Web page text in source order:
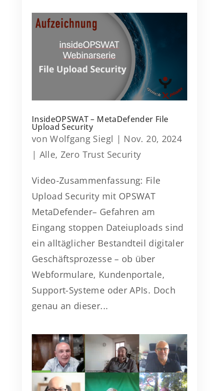
InsideOPSWAT – MetaDefender File
Upload Security
vonWolfgang Siegl | Nov. 20, 2024
| Alle, Zero Trust Security
Video-Zusammenfassung: File
Upload Security mit OPSWAT
MetaDefender– Gefahren am
Eingang stoppen Dateiuploads sind
ein alltäglicher Bestandteil digitaler
Geschäftsprozesse – ob über
Webformulare, Kundenportale,
Support-Systeme oder APIs. Doch
genau an dieser...